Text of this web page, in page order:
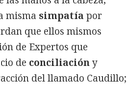
misma simpatía por
que ellos mismos
de Expertos que
de conciliacióny
del llamado Caudillo;